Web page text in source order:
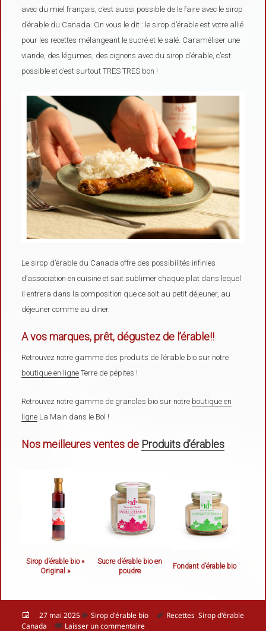
avec du miel français, c’est aussi possible de le faire avec le sirop
d’érable du Canada. On vous le dit : le sirop d’érable est votre allié
pour les recettes mélangeant le sucré et le salé. Caraméliser une
viande, des légumes, des oignons avec du sirop d’érable, c’est
possible et c’est surtout TRES TRES bon !
Le sirop d’érable du Canada offre des possibilités infinies
d’association en cuisine et sait sublimer chaque plat dans lequel
il entrera dans la composition que ce soit au petit déjeuner, au
déjeuner comme au diner.
A vos marques, prêt, dégustez de l’érable!!
Retrouvez notre gamme des produits de l’érable bio sur notre
boutique en ligne Terre de pépites !
Retrouvez notre gamme de granolas bio sur notre boutique en
ligne La Main dans le Bol !
Nos meilleures ventes de Produits d’érables
Sirop d’érable bio «
Original »
Sucre d’érable bio en
poudre
Fondant d’érable bio
Publié
le
27 mai 2025 Catégories
Sirop d'érable bio
Mots-
Recettes,Sirop d'érable
Canada
Laisser un commentairesur Les meilleures façons de